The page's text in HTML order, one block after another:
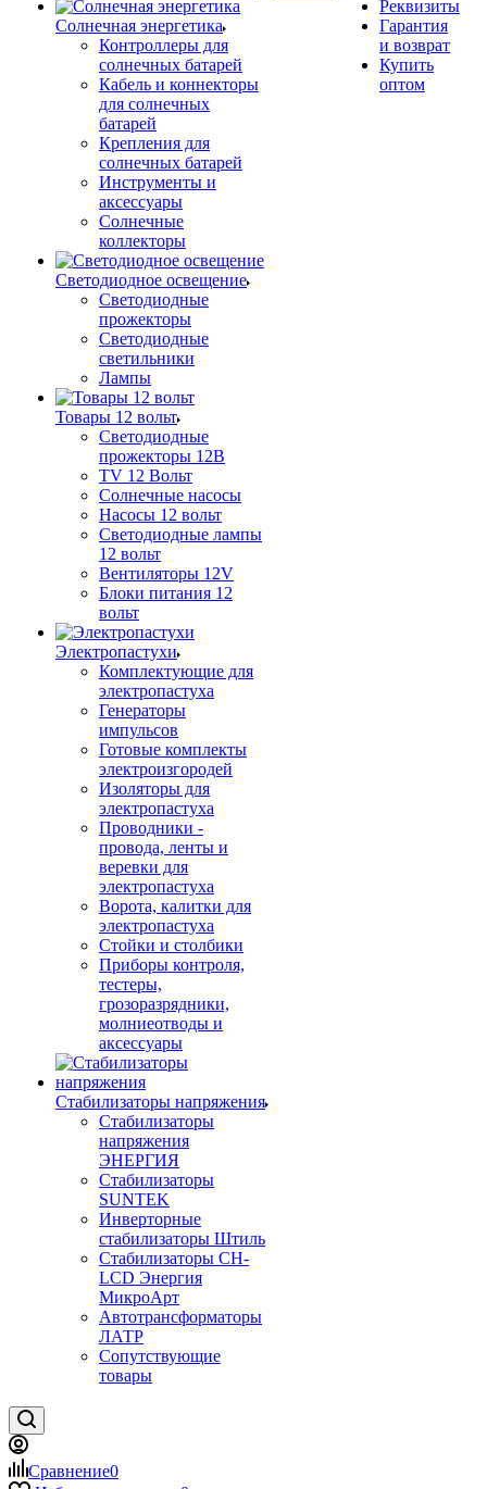
Солнечная энергетика
Контроллеры для
солнечных батарей
Кабель и коннекторы
для солнечных
батарей
Крепления для
солнечных батарей
Инструменты и
аксессуары
Солнечные
коллекторы
Светодиодное освещение
Светодиодные
прожекторы
Светодиодные
светильники
Лампы
Товары 12 вольт
Светодиодные
прожекторы 12В
TV 12 Вольт
Солнечные насосы
Насосы 12 вольт
Светодиодные лампы
12 вольт
Вентиляторы 12V
Блоки питания 12
вольт
Электропастухи
Комплектующие для
электропастуха
Генераторы
импульсов
Готовые комплекты
электроизгородей
Изоляторы для
электропастуха
Проводники -
провода, ленты и
веревки для
электропастуха
Ворота, калитки для
электропастуха
Стойки и столбики
Приборы контроля,
тестеры,
грозоразрядники,
молниеотводы и
аксессуары
Стабилизаторы напряжения
Стабилизаторы
напряжения
ЭНЕРГИЯ
Стабилизаторы
SUNTEK
Инверторные
стабилизаторы Штиль
Стабилизаторы СН-
LCD Энepгия
МикроАрт
Автотрансформаторы
ЛАТР
Сопутствующие
товары
Реквизиты
Гарантия
и возврат
Купить
оптом
Сравнение0